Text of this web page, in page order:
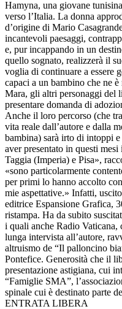
Hamyna, una giovane
verso l’Italia. La donna
d’origine di Mario
incantevoli paesaggi,
e, pur incappando in un
quello sognato, realizzerà il
voglia di continuare a essere
capaci a un bambino che ne
Mara, gli altri personaggi del
presentare domanda di
Anche il loro percorso (che
vita reale dall’autore e dalla
bambina) sarà irto di intoppi
aver presentato in questi
Taggia (Imperia) e Pisa»,
«sono particolarmente
per primi lo hanno accolto
mie aspettative.» Infatti,
editrice Espansione Grafica,
ristampa. Ha da subito
i quali anche Radio Vaticana,
lunga intervista all’autore,
altruismo de “Il palloncino
Pontefice. Generosità che il
presentazione astigiana, cui
“Famiglie SMA”,
spinale cui è destinato parte
ENTRATA LIBERA